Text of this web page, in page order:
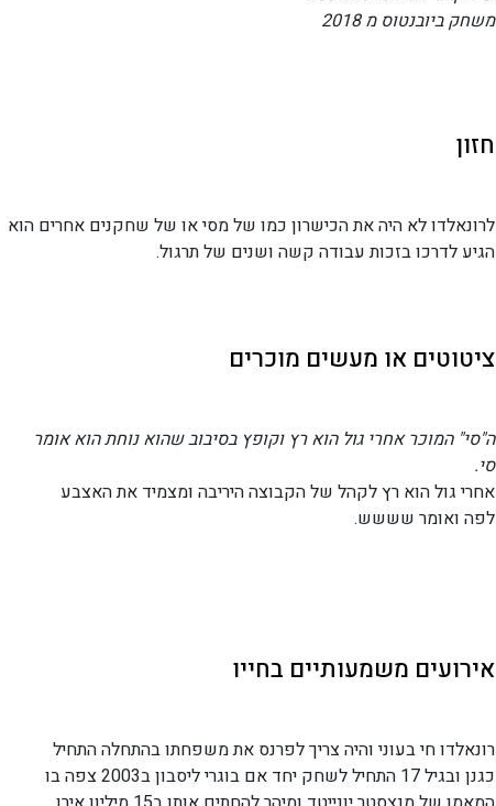
משחק ביובנטוס מ 2018
חזון
לרונאלדו לא היה את הכישרון כמו של מסי או של שחקנים אחרים הוא
הגיע לדרכו בזכות עבודה קשה ושנים של תרגול.
ציטוטים או מעשים מוכרים
ה"סי" המוכר אחרי גול הוא רץ וקופץ בסיבוב שהוא נוחת הוא אומר
סי.
אחרי גול הוא רץ לקהל של הקבוצה היריבה ומצמיד את האצבע
לפה ואומר שששש.
אירועים משמעותיים בחייו
רונאלדו חי בעוני והיה צריך לפרנס את משפחתו בהתחלה התחיל
כגנן ובגיל 17 התחיל לשחק יחד אם בוגרי ליסבון ב2003 צפה בו